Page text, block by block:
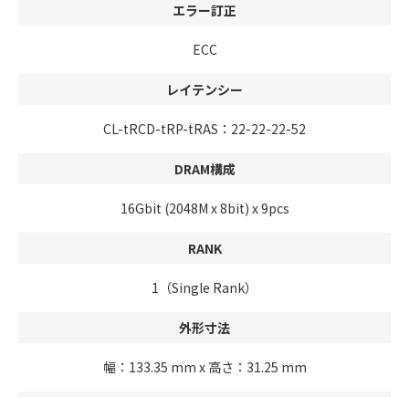
エラー訂正
ECC
レイテンシー
CL-tRCD-tRP-tRAS：22-22-22-52
DRAM構成
16Gbit (2048M x 8bit) x 9pcs
RANK
1（Single Rank）
外形寸法
幅：133.35 mm x 高さ：31.25 mm